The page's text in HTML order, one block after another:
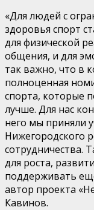
«Для людей с
здоровья спорт
для физической
общения, и для
так важно, что в
полноценная
спорта, которые
лучше. Для нас
него мы приняли
Нижегородского
сотрудничества.
для роста,
поддерживать
автор проекта
Кавинов.